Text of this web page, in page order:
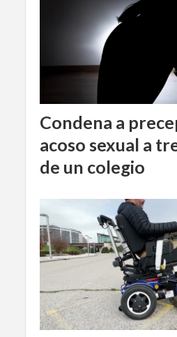
Condena a
acoso sexual a
de un colegio